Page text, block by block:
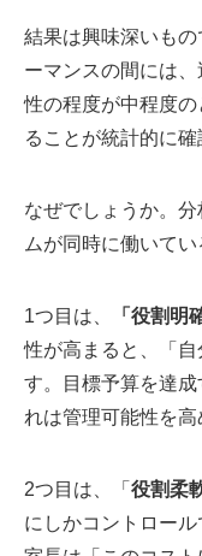
結果は興味深いも
ーマンスの間には
性の程度が中程度
ることが統計的に確
なぜでしょうか。
ムが同時に働いてい
1つ目は、 「役割明
性が高まると、「
す。目標予算を達
れは管理可能性を高
2つ目は、「 役割柔
にしかコントロー